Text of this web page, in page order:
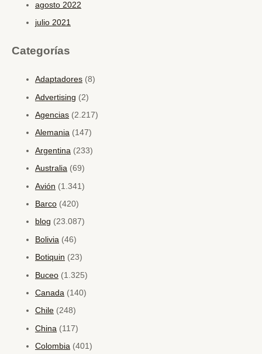
agosto 2022
julio 2021
Categorías
Adaptadores (8)
Advertising (2)
Agencias (2.217)
Alemania (147)
Argentina (233)
Australia (69)
Avión (1.341)
Barco (420)
blog (23.087)
Bolivia (46)
Botiquin (23)
Buceo (1.325)
Canada (140)
Chile (248)
China (117)
Colombia (401)